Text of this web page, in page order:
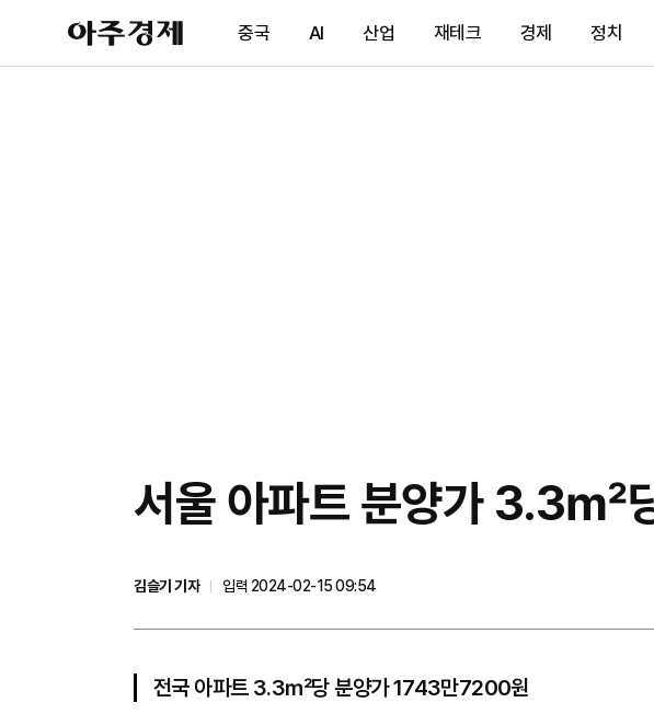
아
주
제
중국 AI 산업 재테크 경제 정치
서울 아파트 분양가 3.3㎡
김슬기 기자
입력 2024-02-15 09:54
전국 아파트 3.3㎡당 분양가 1743만7200원